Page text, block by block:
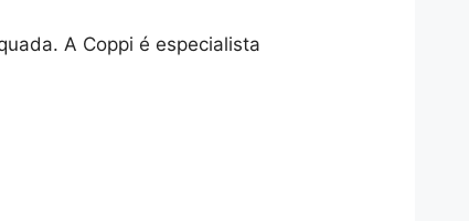
A Coppi é especialista